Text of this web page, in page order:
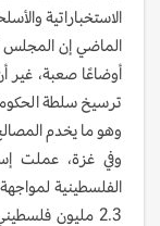
الاستخباراتية
الماضي إن المجلس
أوضاعًا صعبة، غير
ترسيخ سلطة
وهو ما يخدم
وفي غزة، عملت
الفلسطينية